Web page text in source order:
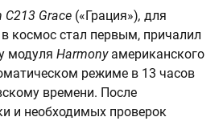
C213 Grace («Грация»), для
в космос стал первым, причалил
модуля Harmonyамериканского
режиме в 13 часов
времени. После
и необходимых проверок